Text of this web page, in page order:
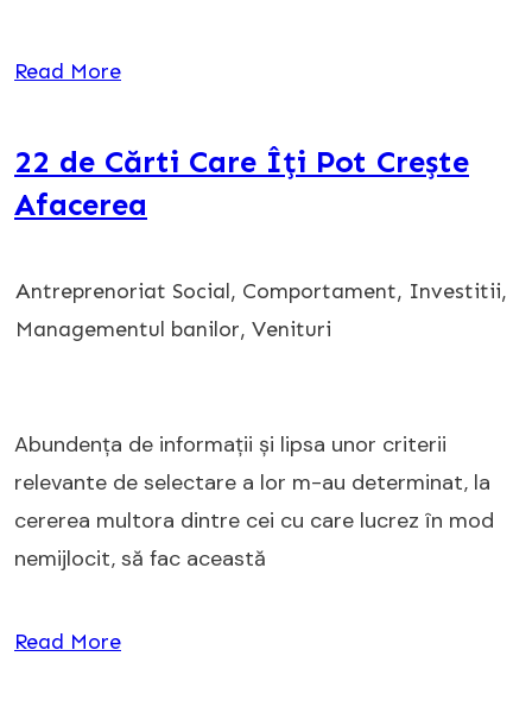
Read More
22 de Cărti Care Îți Pot Crește
Afacerea
Antreprenoriat Social, Comportament, Investitii,
Managementul banilor, Venituri
Abundența de informații și lipsa unor criterii
relevante de selectare a lor m-au determinat, la
cererea multora dintre cei cu care lucrez în mod
nemijlocit, să fac această
Read More